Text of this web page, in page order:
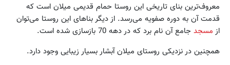
معروف‌ترین بنای تاریخی این روستا حمام قدیمی میلان است که
قدمت آن به دوره صفویه می‌رسد. از دیگر بناهای این روستا می‌توان
از مسجد جامع آن نام برد که در دهه 70 بازسازی شده است.
همچنین در نزدیکی روستای میلان آبشار بسیار زیبایی وجود دارد.